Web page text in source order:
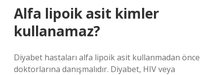
Alfa lipoik asit kimler
kullanamaz?
Diyabet hastaları alfa lipoik asit kullanmadan önce
doktorlarına danışmalıdır. Diyabet, HIV veya